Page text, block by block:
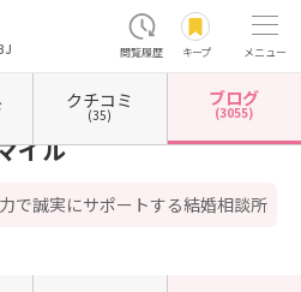
閲覧履歴 キープ メニュー
ートスマイル カウンセラーブログ一覧 カウンセ
イル
で誠実にサポートする結婚相談所
クチコミ
(35)
ブログ
(3055)